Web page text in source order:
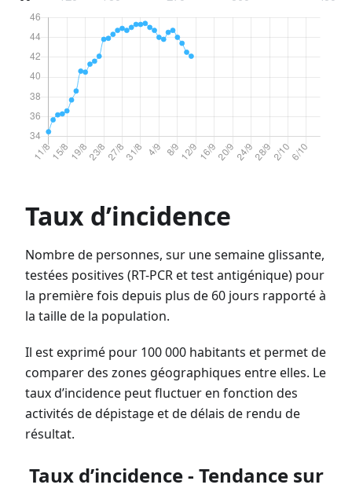
Taux d’incidence
Nombre de personnes, sur une semaine glissante,
testées positives (RT-PCR et test antigénique) pour
la première fois depuis plus de 60 jours rapporté à
la taille de la population.
Il est exprimé pour 100 000 habitants et permet de
comparer des zones géographiques entre elles. Le
taux d’incidence peut fluctuer en fonction des
activités de dépistage et de délais de rendu de
résultat.
Taux d’incidence - Tendance sur